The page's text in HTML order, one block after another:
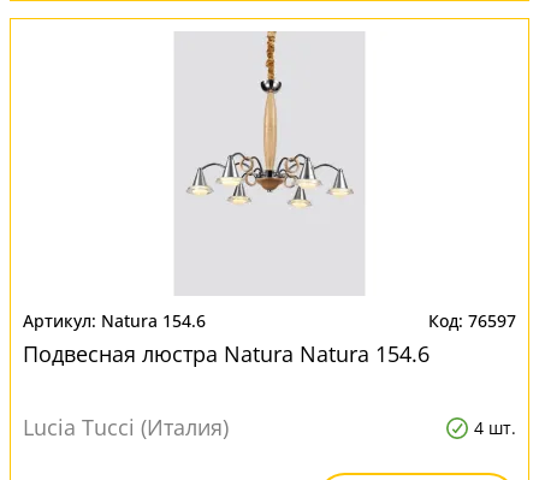
Natura 154.6 76597
Подвесная люстра Natura Natura 154.6
Lucia Tucci (Италия) 4 шт.